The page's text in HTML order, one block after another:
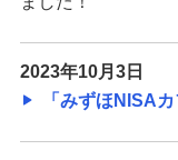
2023年10月3日
「みずほNISA